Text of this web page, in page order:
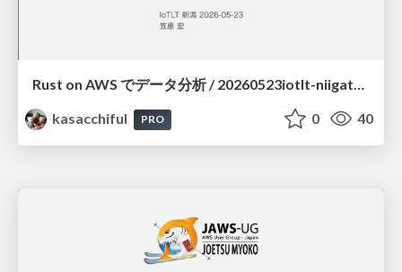
Rust on AWS でデータ分析 / 20260523iotlt-niigata-rust-on-aws
kasacchiful
PRO 0 40